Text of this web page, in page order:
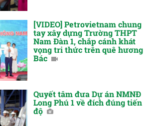
[VIDEO] Petrovietnam chung
tay xây dựng Trường THPT
Nam Đàn 1, chắp cánh khát
vọng tri thức trên quê hương
Bác
Quyết tâm đưa Dự án NMNĐ
Long Phú 1 về đích đúng tiến
độ